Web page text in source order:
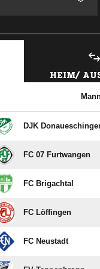
HEIM/
DJK
FC 07 Furtwangen
FC Brigachtal
FC Löffingen
FC Neustadt